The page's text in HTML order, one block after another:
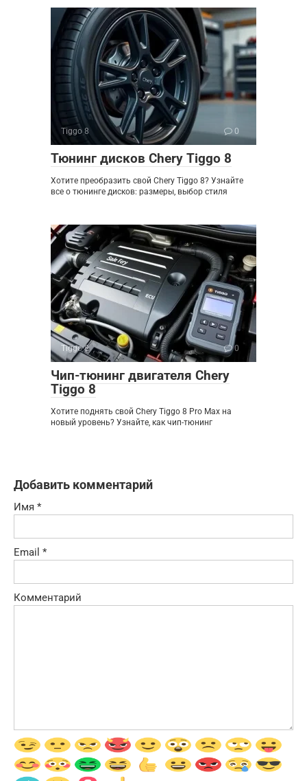
Tiggo 8 0
Тюнинг дисков Chery Tiggo 8
Хотите преобразить свой Chery Tiggo 8? Узнайте
все о тюнинге дисков: размеры, выбор стиля
Tiggo 8 0
Чип-тюнинг двигателя Chery
Tiggo 8
Хотите поднять свой Chery Tiggo 8 Pro Max на
новый уровень? Узнайте, как чип-тюнинг
Добавить комментарий
Имя *
Email *
Комментарий